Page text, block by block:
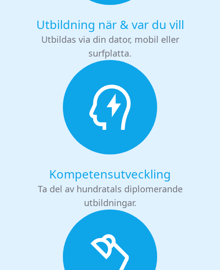
Utbildning när & var du vill
Utbildas via din dator, mobil eller
surfplatta.
Kompetensutveckling
Ta del av hundratals diplomerande
utbildningar.